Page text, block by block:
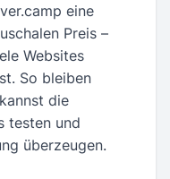
eine
Preis –
Websites
So bleiben
die
testen und
überzeugen.